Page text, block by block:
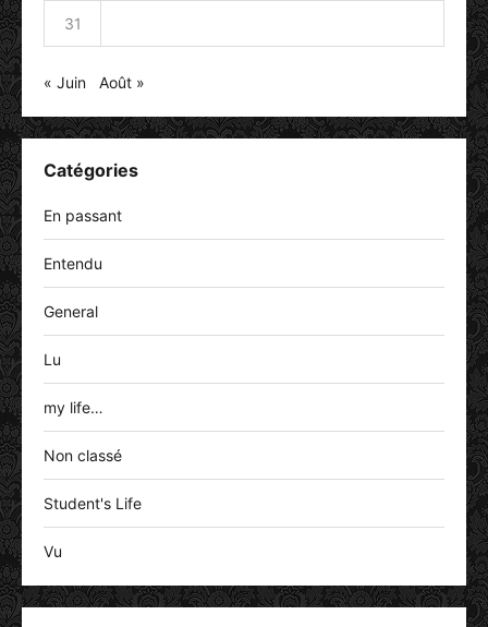
31
« Juin Août »
Catégories
En passant
Entendu
General
Lu
my life…
Non classé
Student's Life
Vu